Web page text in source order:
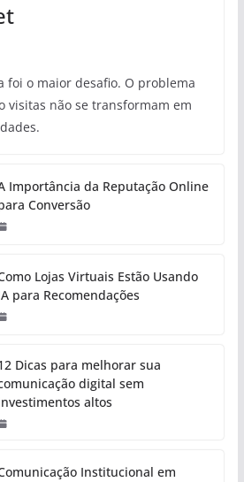
foi o maior desafio. O problema
visitas não se transformam em
Importância da Reputação Online
Conversão
Lojas Virtuais Estão Usando
para Recomendações
Dicas para melhorar sua
digital sem
altos
Institucional em